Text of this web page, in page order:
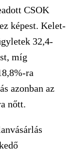
CSOK
képest. Kelet-
32,4-
míg
ra
azonban az
nőtt.